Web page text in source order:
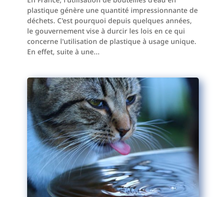
plastique génère une quantité impressionnante de
déchets. C'est pourquoi depuis quelques années,
le gouvernement vise à durcir les lois en ce qui
concerne l'utilisation de plastique à usage unique.
En effet, suite à une...